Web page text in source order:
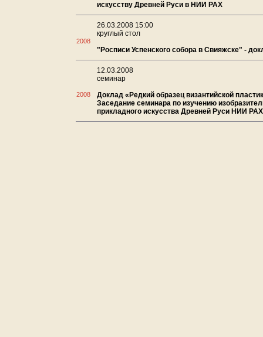
искусству Древней Руси в НИИ РАХ
2008
26.03.2008 15:00
круглый стол
"Росписи Успенского собора в Свияжске" -
2008
12.03.2008
семинар
Доклад «Редкий образец византийской
Заседание семинара по изучению
прикладного искусства Древней Руси НИИ РАХ